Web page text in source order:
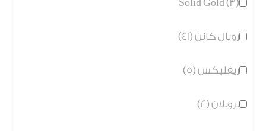
Solid Gold (3)
رويال كانن (41)
ريفليكس (5)
بروبلان (2)